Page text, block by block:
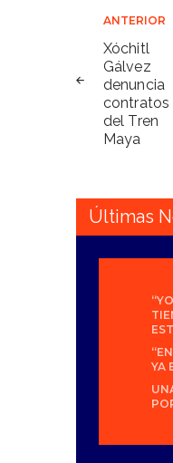
de
entradas
ANTERIOR
Xóchitl
Gálvez
denuncia
contratos
del Tren
Maya
Últimas
YA